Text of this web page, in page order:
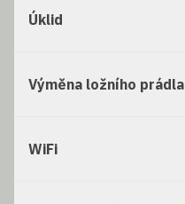
Úklid
Výměna ložního prádla
WiFi